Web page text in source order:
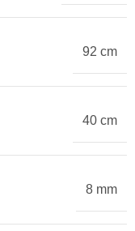
92 cm
40 cm
8 mm